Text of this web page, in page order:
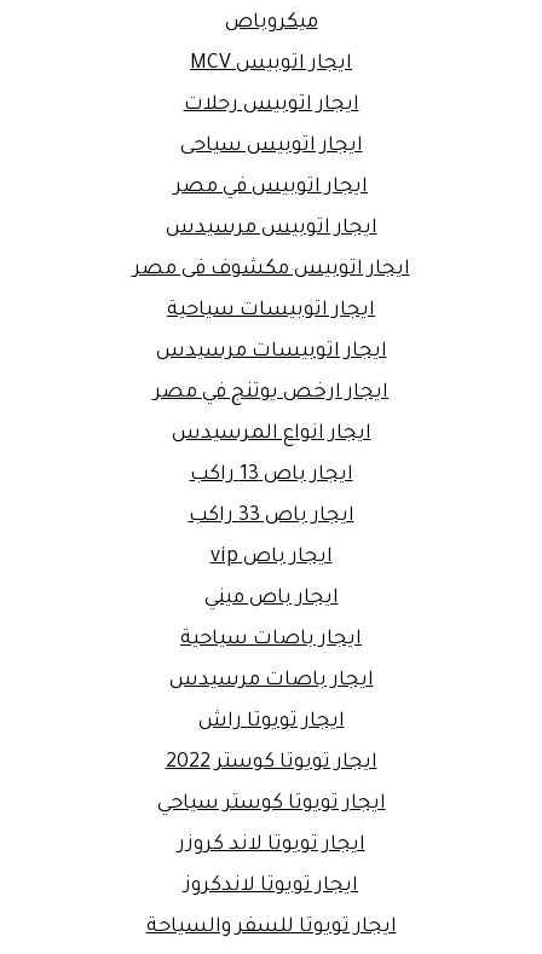
ميكروباص
ايجار اتوبيس MCV
ايجار اتوبيس رحلات
ايجار اتوبيس سياحى
ايجار اتوبيس في مصر
ايجار اتوبيس مرسيدس
ايجار اتوبيس مكشوف فى مصر
ايجار اتوبيسات سياحية
ايجار اتوبيسات مرسيدس
ايجار ارخص يوتنج في مصر
ايجار انواع المرسيدس
ايجار باص 13 راكب
ايجار باص 33 راكب
ايجار باص vip
ايجار باص ميني
ايجار باصات سياحية
ايجار باصات مرسيدس
ايجار تويوتا راش
ايجار تويوتا كوستر 2022
ايجار تويوتا كوستر سياحي
ايجار تويوتا لاند كروزر
ايجار تويوتا لاندكروز
ايجار تويوتا للسفر والسياحة